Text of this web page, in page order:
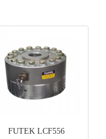
FUTEK LCF556